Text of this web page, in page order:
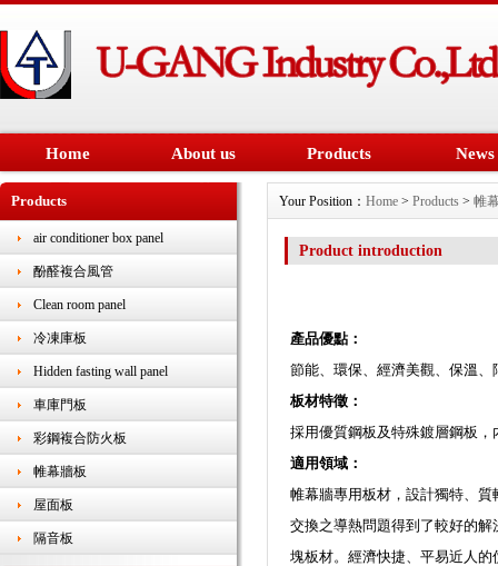
Home About us Products News
Products
air conditioner box panel
酚醛複合風管
Clean room panel
冷凍庫板
Hidden fasting wall panel
車庫門板
彩鋼複合防火板
帷幕牆板
屋面板
隔音板
Your Position： Home > Products > 帷
Product introduction
產品優點：
節能、環保、經濟美觀、保溫
板材特徵：
採用優質鋼板及特殊鍍層鋼板，
適用領域：
帷幕牆專用板材，設計獨特、
交換之導熱問題得到了較好的
塊板材。經濟快捷、平易近人